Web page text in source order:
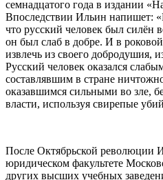
семнадцатого года в издании
Впоследствии Ильин напишет:
что русский человек был силён
он был слаб в добре. И в
извлечь из своего добродушия,
Русский человек оказался
составлявшим в стране
оказавшимся сильными во зле,
власти, используя свирепые
После Октябрьской революции
юридическом факультете
других высших учебных